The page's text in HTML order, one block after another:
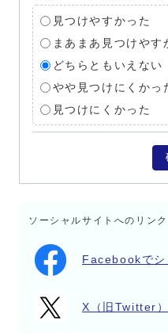
見つけやすかった
まあまあ見つけやす
どちらともいえない
やや見つけにくかっ
見つけにくかった
ソーシャルサイトへのリン
Facebookでシ
X（旧Twitter